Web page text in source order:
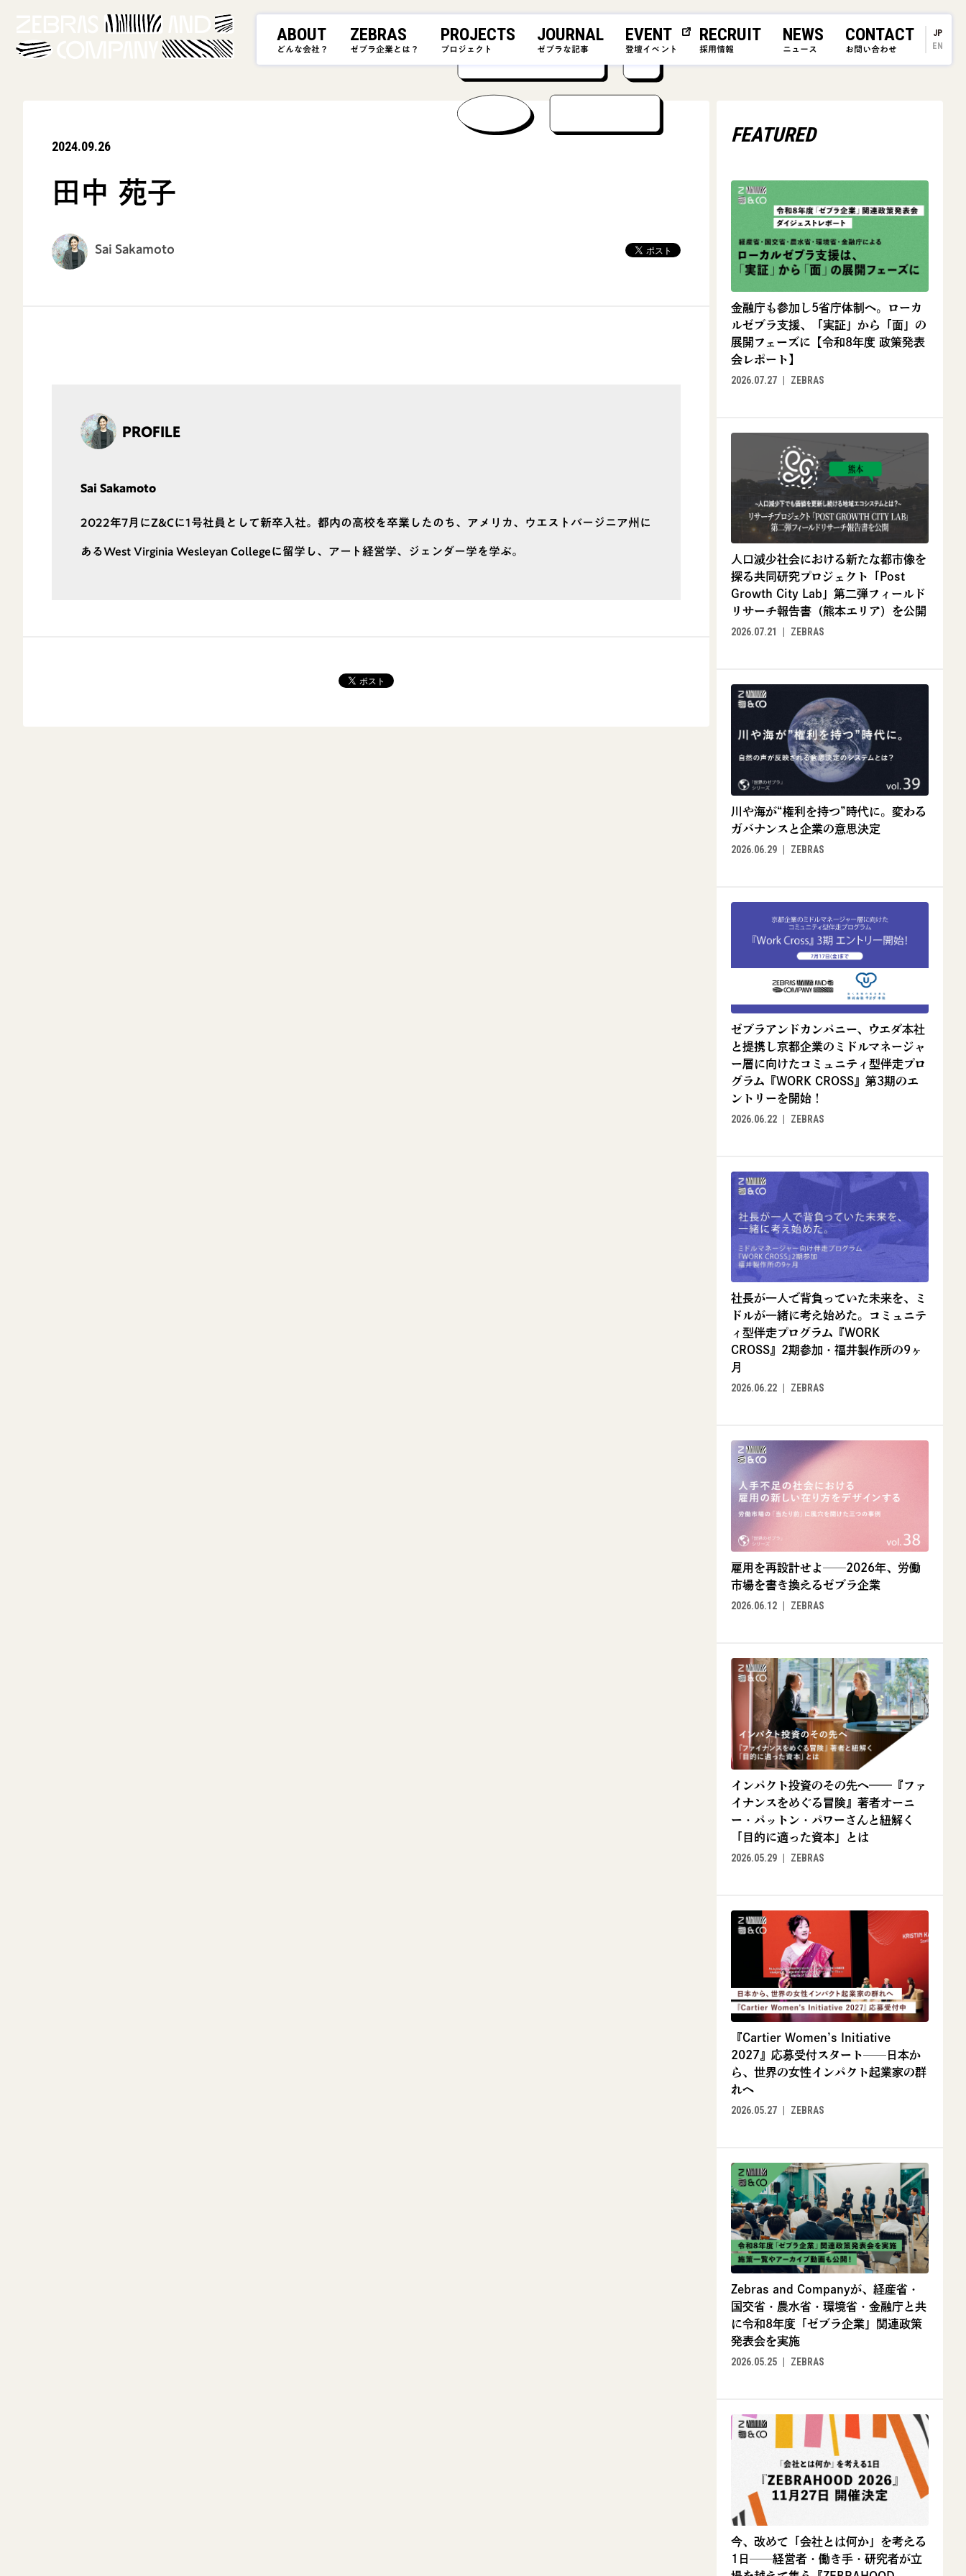
ABOUT
どんな会社？
ZEBRAS
ゼブラ企業とは？
PROJECTS
プロジェクト
JOURNAL
ゼブラな記事
EVENT
登壇イベント
RECRUIT
採用情報
NEWS
ニュース
CONTACT
お問い合わせ EN
JP
2024.09.26
田中 苑子
Sai Sakamoto
PROFILE
Sai Sakamoto
2022年7月にZ&Cに1号社員として新卒入社。都内の高校を卒業したのち、アメリカ、ウエストバージニア州に
あるWest Virginia Wesleyan Collegeに留学し、アート経営学、ジェンダー学を学ぶ。
FEATURED
金融庁も参加し5省庁体制へ。ローカ
ルゼブラ支援、「実証」から「面」の
展開フェーズに【令和8年度 政策発表
会レポート】
2026.07.27
ZEBRAS
人口減少社会における新たな都市像を
探る共同研究プロジェクト「Post
Growth City Lab」第二弾フィールド
リサーチ報告書（熊本エリア）を公開
2026.07.21
ZEBRAS
川や海が“権利を持つ”時代に。変わる
ガバナンスと企業の意思決定
2026.06.29
ZEBRAS
ゼブラアンドカンパニー、ウエダ本社
と提携し京都企業のミドルマネージャ
ー層に向けたコミュニティ型伴走プロ
グラム『WORK CROSS』第3期のエ
ントリーを開始！
2026.06.22
ZEBRAS
社長が一人で背負っていた未来を、ミ
ドルが一緒に考え始めた。コミュニテ
ィ型伴走プログラム『WORK
CROSS』2期参加・福井製作所の9ヶ
月
2026.06.22
ZEBRAS
雇用を再設計せよ──2026年、労働
市場を書き換えるゼブラ企業
2026.06.12
ZEBRAS
インパクト投資のその先へ——『ファ
イナンスをめぐる冒険』著者オーニ
ー・パットン・パワーさんと紐解く
「目的に適った資本」とは
2026.05.29
ZEBRAS
『Cartier Women’s Initiative
2027』応募受付スタート──日本か
ら、世界の女性インパクト起業家の群
れへ
2026.05.27
ZEBRAS
Zebras and Companyが、経産省・
国交省・農水省・環境省・金融庁と共
に令和8年度「ゼブラ企業」関連政策
発表会を実施
2026.05.25
ZEBRAS
今、改めて「会社とは何か」を考える
1日──経営者・働き手・研究者が立